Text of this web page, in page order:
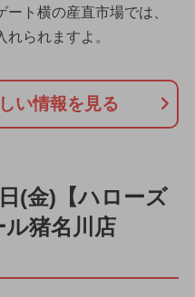
ト横の産直市場では、
られますよ。
い情報を見る
(金)【ハローズ
猪名川店